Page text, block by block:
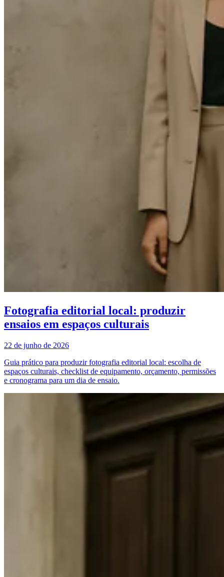
Fotografia editorial local: produzir
ensaios em espaços culturais
22 de junho de 2026
Guia prático para produzir fotografia editorial local: escolha de
espaços culturais, checklist de equipamento, orçamento, permissões
e cronograma para um dia de ensaio.